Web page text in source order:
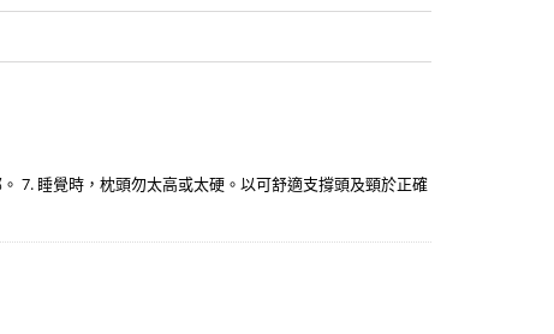
7. 睡覺時，枕頭勿太高或太硬。以可舒適支撐頭及頸於正確